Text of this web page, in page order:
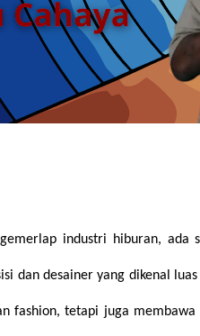
industri hiburan,
dan desainer yang dikenal
fashion, tetapi juga